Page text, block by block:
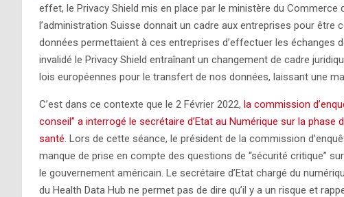
effet, le Privacy Shield mis en place par le ministère du
l’administration Suisse donnait un cadre aux entreprises pour être
données permettaient à ces entreprises d’effectuer les échanges
invalidé le Privacy Shield entraînant un changement de cadre
lois européennes pour le transfert de nos données, laissant une
C’est dans ce contexte que le 2 Février 2022, la commission
conseil” a interrogé le secrétaire d’Etat au Numérique sur la
santé. Lors de cette séance, le président de la commission
manque de prise en compte des questions de “sécurité critique”
le gouvernement américain. Le secrétaire d’Etat chargé du
du Health Data Hub ne permet pas de dire qu’il y a un risque et